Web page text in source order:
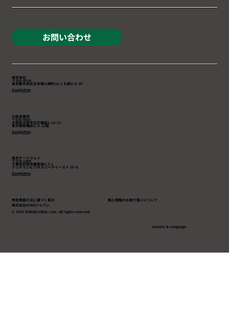
お問い合わせ
東京本社
〒103-0016
東京都中央区日本橋小網町10-2 丸国ビル 5F
GoogleMap
大阪営業所
〒530-0001
大阪府大阪市北区梅田1-12-12
東京建物梅田ビル 12階
GoogleMap
東京ゲートウェイ
〒270-1369
千葉県印西市鹿黒南5-3-1
​グッドマンビジネスパークイースト 3F-B
GoogleMap
特定商取引法に基づく表示
個人情報のお取り扱いについて
株式会社ECMSジャパン
© 2025 ECMSGLOBAL.com. All rights reserved.
Country & Language